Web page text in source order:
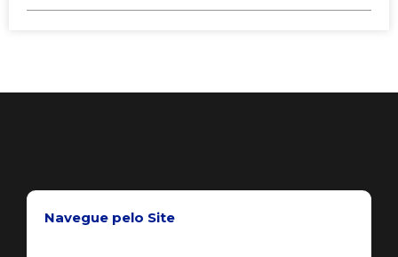
Navegue pelo Site